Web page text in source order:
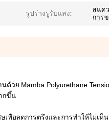
รูปร่างรูรับแสง:
สแค
การ
วย Mamba Polyurethane
กขึ้น
ษเพื่อลดการตรึงและการทำให้ไ